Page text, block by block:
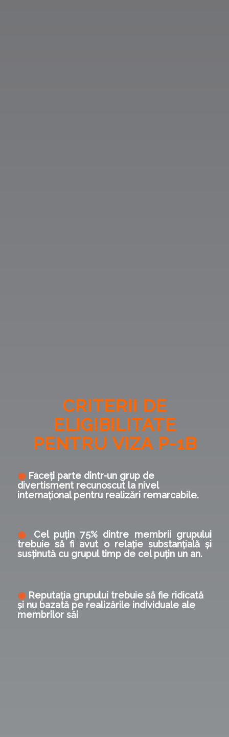
CRITERII DE
ELIGIBILITATE
PENTRU VIZA P-1B
◉ Faceți parte dintr-un grup de
divertisment recunoscut la nivel
internațional pentru realizări remarcabile.
◉ Cel puțin 75% dintre membrii grupului
trebuie să fi avut o relație substanțială și
susținută cu grupul timp de cel puțin un an.
◉ Reputația grupului trebuie să fie ridicată
și nu bazată pe realizările individuale ale
membrilor săi